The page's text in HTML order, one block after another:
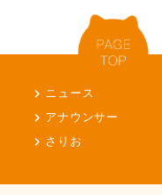
ニュース
アナウンサー
さりお